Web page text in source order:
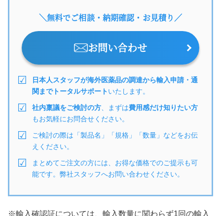
＼無料でご相談・納期確認・お見積り／
お問い合わせ
日本人スタッフが海外医薬品の調達から輸入申請・通
関までトータルサポートいたします。
社内稟議をご検討の方 、まずは費用感だけ知りたい方
もお気軽にお問合せください。
ご検討の際は「製品名」「規格」「数量」などをお伝
えください。
まとめてご注文の方には、お得な価格でのご提示も可
能です。弊社スタッフへお問い合わせください。
※輸入確認証については、輸入数量に関わらず1回の輸入